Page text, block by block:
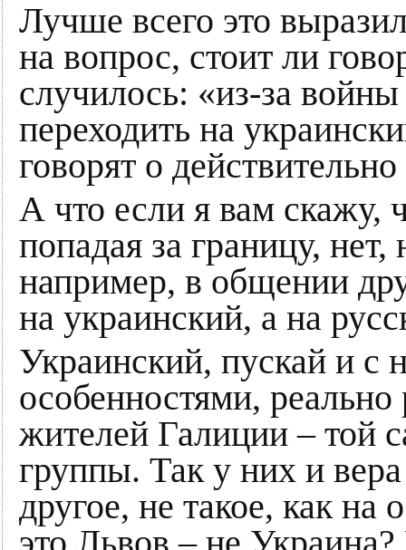
Лучше всего это
на вопрос, стоит ли
случилось: «из-за
переходить на
говорят о
А что если я вам скажу,
попадая за границу,
например, в общении
на украинский, а на
Украинский, пускай и с
особенностями,
жителей Галиции – той
группы. Так у них и
другое, не такое, как